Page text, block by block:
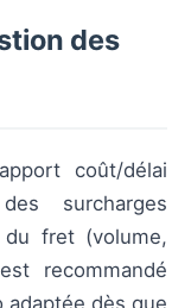
des
coût/délai
surcharges
fret (volume,
recommandé